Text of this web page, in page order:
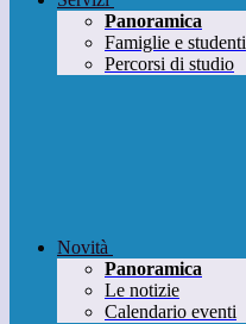
Panoramica
Famiglie e studenti
Percorsi di studio
Novità
Panoramica
Le notizie
Calendario eventi